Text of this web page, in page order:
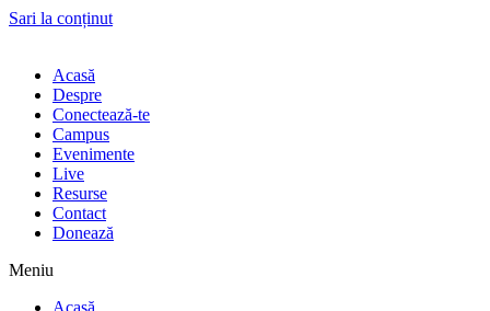
Sari la conținut
Acasă
Despre
Conectează-te
Campus
Evenimente
Live
Resurse
Contact
Donează
Meniu
Acasă